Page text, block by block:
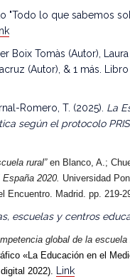
"Todo lo que sabemos
Boix Tomàs (Autor),
(Autor), & 1 más. Libro
Romero, T. (2025). La
según el protocolo
rural”en Blanco, A.;
2020. Universidad
Encuentro. Madrid. pp. 219-
escuelas y centros
global de la escuela
«La Educación en el
2022).
Link